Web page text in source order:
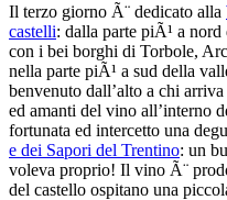
Il terzo giorno Ã¨ dedicato alla
castelli: dalla parte piÃ¹ a
con i bei borghi di Torbole,
nella parte piÃ¹ a sud della
benvenuto dall’alto a chi
ed amanti del vino all’interno
fortunata ed intercetto una
e dei Sapori del Trentino: un
voleva proprio! Il vino Ã¨
del castello ospitano una